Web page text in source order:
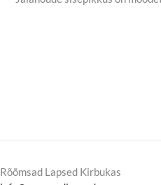
Rõõmsad Lapsed Kirbukas